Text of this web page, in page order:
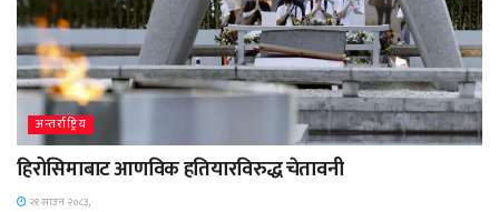
अन्तर्राष्ट्रिय
हिरोसिमाबाट आणविक हतियारविरुद्ध चेतावनी
२१ साउन २०८३,